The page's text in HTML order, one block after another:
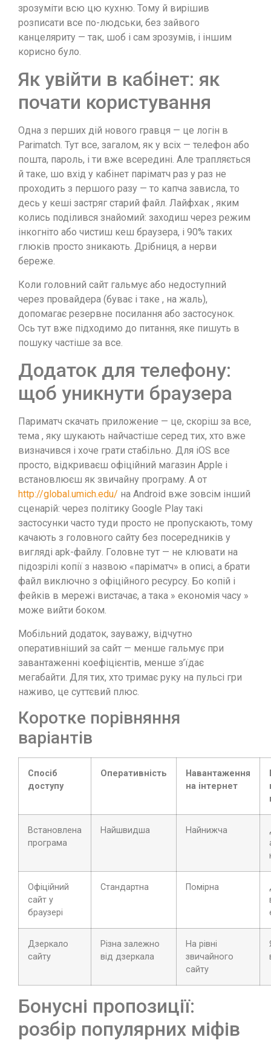
зрозуміти всю цю кухню. Тому й вирішив
розписати все по-людськи, без зайвого
канцеляриту — так, шоб і сам зрозумів, і іншим
корисно було.
Як увійти в кабінет: як
почати користування
Одна з перших дій нового гравця — це логін в
Parimatch. Тут все, загалом, як у всіх — телефон або
пошта, пароль, і ти вже всередині. Але трапляється
й таке, шо вхід у кабінет паріматч раз у раз не
проходить з першого разу — то капча зависла, то
десь у кеші застряг старий файл. Лайфхак , яким
колись поділився знайомий: заходиш через режим
інкогніто або чистиш кеш браузера, і 90% таких
глюків просто зникають. Дрібниця, а нерви
береже.
Коли головний сайт гальмує або недоступний
через провайдера (буває і таке , на жаль),
допомагає резервне посилання або застосунок.
Ось тут вже підходимо до питання, яке пишуть в
пошуку частіше за все.
Додаток для телефону:
щоб уникнути браузера
Париматч скачать приложение — це, скоріш за все,
тема , яку шукають найчастіше серед тих, хто вже
визначився і хоче грати стабільно. Для iOS все
просто, відкриваєш офіційний магазин Apple і
встановлюєш як звичайну програму. А от
http://global.umich.edu/ на Android вже зовсім інший
сценарій: через політику Google Play такі
застосунки часто туди просто не пропускають, тому
качають з головного сайту без посередників у
вигляді apk-файлу. Головне тут — не клювати на
підозрілі копії з назвою «паріматч» в описі, а брати
файл виключно з офіційного ресурсу. Бо копій і
фейків в мережі вистачає, а така » економія часу »
може вийти боком.
Мобільний додаток, зауважу, відчутно
оперативніший за сайт — менше гальмує при
завантаженні коефіцієнтів, менше з’їдає
мегабайти. Для тих, хто тримає руку на пульсі гри
наживо, це суттєвий плюс.
Коротке порівняння
варіантів
Спосіб
доступу
Оперативність
Навантаження
на інтернет
Встановлена
програма
Найшвидша Найнижча
Офіційний
сайт у
браузері
Стандартна Помірна
Дзеркало
сайту
Різна залежно
від дзеркала
На рівні
звичайного
сайту
Бонусні пропозиції:
розбір популярних міфів